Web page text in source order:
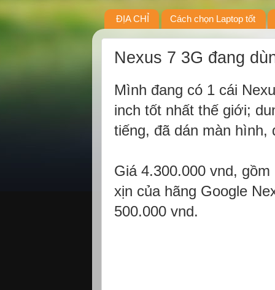
ĐỊA CHỈ Cách chọn Laptop tốt
Nexus 7 3G đang
Mình đang có 1 cái
inch tốt nhất thế giới;
tiếng, đã dán màn
Giá 4.300.000 vnd,
xịn của hãng Google
500.000 vnd.